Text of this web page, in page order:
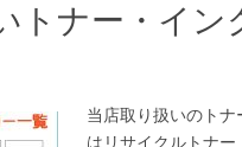
トナー・イ
当店取り扱いのト
はリサイクルトナ